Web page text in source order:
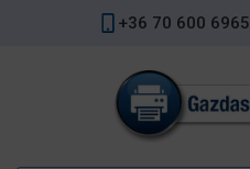
+36 70 600 6965